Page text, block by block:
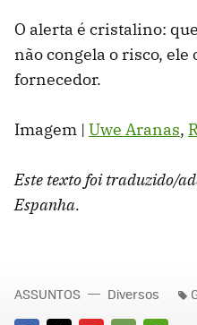
O alerta é cristalino:
não congela o risco,
fornecedor.
Imagem | Uwe Aranas,
Este texto foi traduzido/
Espanha.
ASSUNTOS Diversos